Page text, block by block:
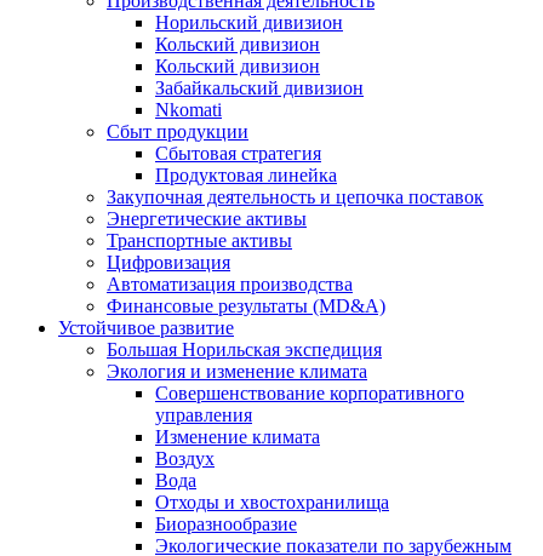
Норильский дивизион
Кольский дивизион
Кольский дивизион
Забайкальский дивизион
Nkomati
Сбыт продукции
Сбытовая стратегия
Продуктовая линейка
Закупочная деятельность и цепочка поставок
Энергетические активы
Транспортные активы
Цифровизация
Автоматизация производства
Финансовые результаты (MD&A)
Устойчивое развитие
Большая Норильская экспедиция
Экология и изменение климата
Совершенствование корпоративного
управления
Изменение климата
Воздух
Вода
Отходы и хвостохранилища
Биоразнообразие
Экологические показатели по зарубежным